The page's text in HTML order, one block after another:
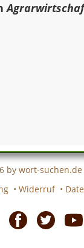
by wort-suchen.de
• Widerruf •